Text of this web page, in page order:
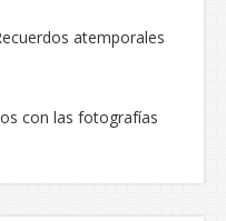
atemporales
con las fotografías